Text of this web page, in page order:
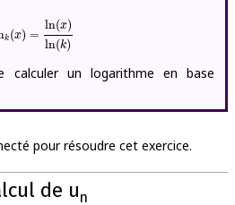
k (x) =
ln(x)
ln(k)
k(x)=ln (x)ln(k
calculer un logarithme en base
pour résoudre cet exercice.
de un